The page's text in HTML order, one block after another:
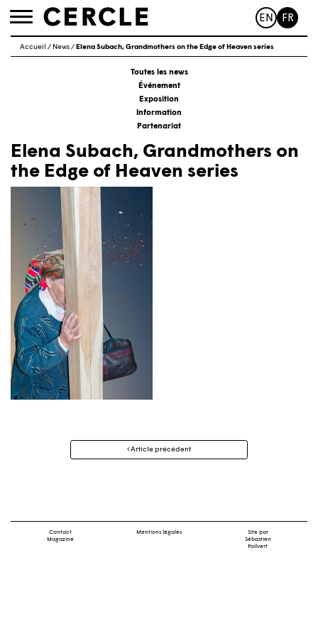
Toggle
EN FR
Accueil / News/ Elena Subach, Grandmothers on the Edge of Heaven series
Toutes les news
Événement
Exposition
Information
Partenariat
Elena Subach, Grandmothers on
the Edge of Heaven series
Navigation
Article précédent
Contact
Magazine
Mentions légales
Site par
Sébastien
Poilvert